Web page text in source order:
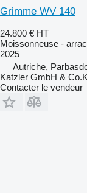
Grimme WV 140
24.800 € HT
Moissonneuse -
2025
Autriche,
Katzler GmbH &
Contacter le vendeur